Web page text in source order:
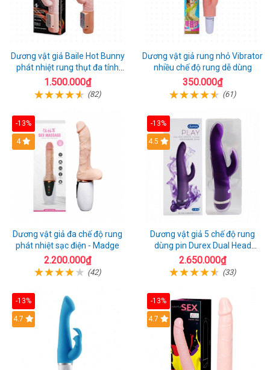
Dương vật giả Baile Hot Bunny
phát nhiệt rung thụt đa tính
năng sạc điện
1.500.000₫
(82)
Dương vật giả rung nhỏ Vibrator
nhiều chế độ rung dễ dùng
350.000₫
(61)
-13%
Hot
4
Dương vật giả đa chế độ rung
phát nhiệt sạc điện - Madge
2.200.000₫
(42)
-13%
Hot
4.5
Dương vật giả 5 chế độ rung
dùng pin Durex Dual Head
Pulsing
2.650.000₫
(33)
-13%
Hot
4.7
-13%
4.7